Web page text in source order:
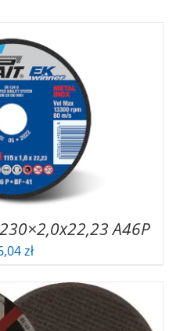
A46P
zł